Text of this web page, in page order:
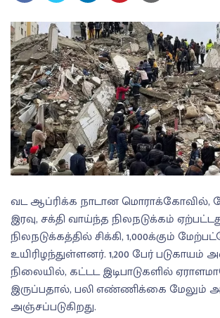
வட ஆப்ரிக்க நாடான மொராக்கோவில்,
இரவு, சக்தி வாய்ந்த நிலநடுக்கம்
நிலநடுக்கத்தில் சிக்கி, 1,000க்கும்
உயிரிழந்துள்ளனர். 1,200 பேர்
நிலையில், கட்டட இடிபாடுகளில்
இருப்பதால், பலி எண்ணிக்கை மேலும்
அஞ்சப்படுகிறது.